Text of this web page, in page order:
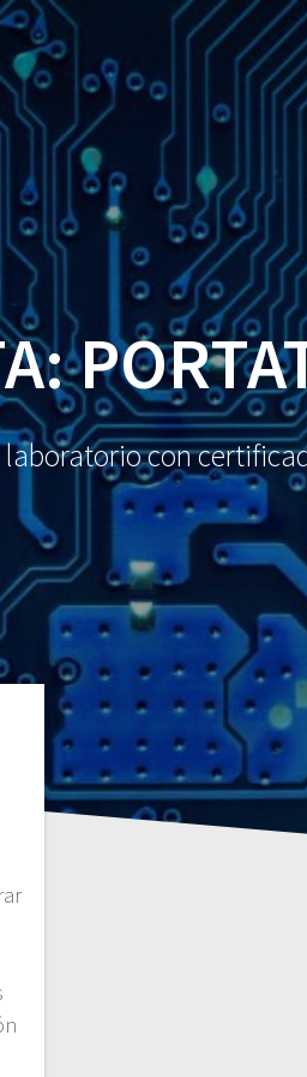
laboratorio con